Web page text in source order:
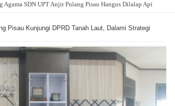
Agama SDN UPT Anjir Pulang Pisau Hangus Dilalap Api
Pisau Kunjungi DPRD Tanah Laut, Dalami Strategi